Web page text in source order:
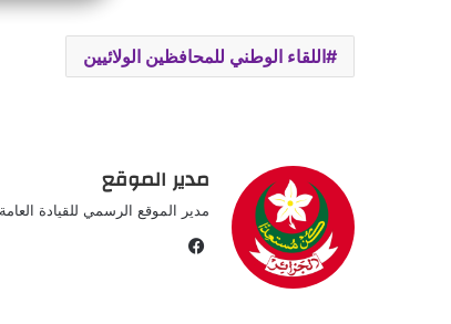
اللقاء الوطني للمحافظين الولائيين
مدير الموقع
مدير الموقع الرسمي للقيادة